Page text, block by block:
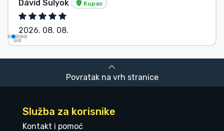
Dávid Sulyok Kupac
2026. 08. 08.
Povratak na vrh stranice
Služba za korisnike
Kontakt i pomoć